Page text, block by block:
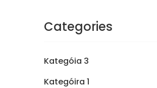
Categories
Kategóia 3
Kategóira 1